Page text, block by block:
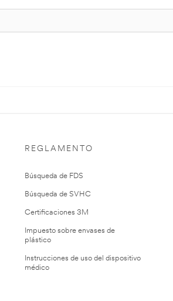
REGLAMENTO
Búsqueda de FDS
Búsqueda de SVHC
Certificaciones 3M
Impuesto sobre envases de
plástico
Instrucciones de uso del dispositivo
médico